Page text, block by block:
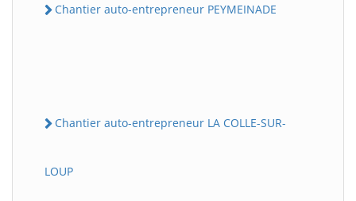
Chantier auto-entrepreneur PEYMEINADE
Chantier auto-entrepreneur LA COLLE-SUR-
LOUP